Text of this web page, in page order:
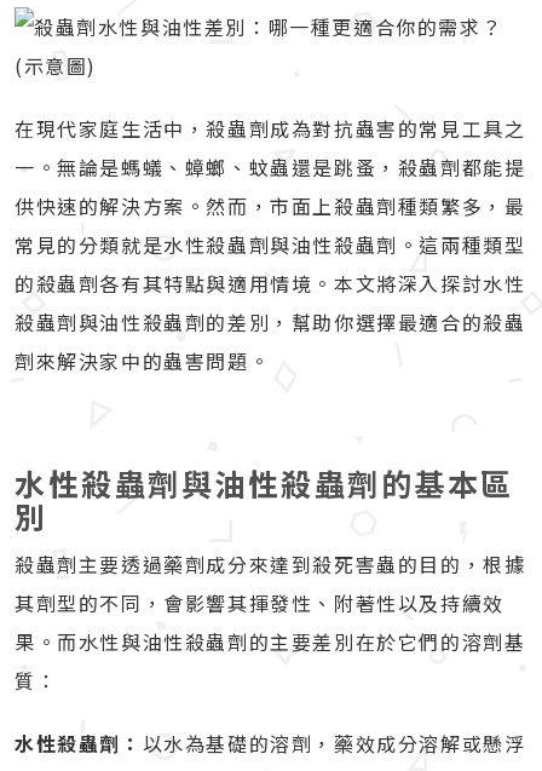
在現代家庭生活中，殺蟲劑成為對抗蟲害的常見工具之
一。無論是螞蟻、蟑螂、蚊蟲還是跳蚤，殺蟲劑都能提
供快速的解決方案。然而，市面上殺蟲劑種類繁多，最
常見的分類就是水性殺蟲劑與油性殺蟲劑。這兩種類型
的殺蟲劑各有其特點與適用情境。本文將深入探討水性
殺蟲劑與油性殺蟲劑的差別，幫助你選擇最適合的殺蟲
劑來解決家中的蟲害問題。
水性殺蟲劑與油性殺蟲劑的基本區
別
殺蟲劑主要透過藥劑成分來達到殺死害蟲的目的，根據
其劑型的不同，會影響其揮發性、附著性以及持續效
果。而水性與油性殺蟲劑的主要差別在於它們的溶劑基
質：
水性殺蟲劑： 以水為基礎的溶劑，藥效成分溶解或懸浮